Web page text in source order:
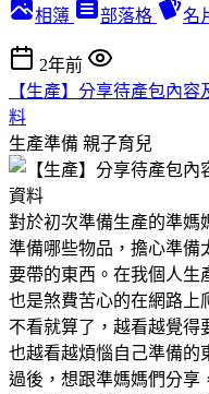
相簿 部落格 名
2年前
【生產】分享待產包內
料
生產準備 親子育兒
對於初次準備生產的準媽
準備哪些物品，擔心準備
要帶的東西。在我個人生
也是煞費苦心的在網路上
不看就算了，越看越覺得
也越看越煩惱自己準備的
過後，想跟準媽媽們分享